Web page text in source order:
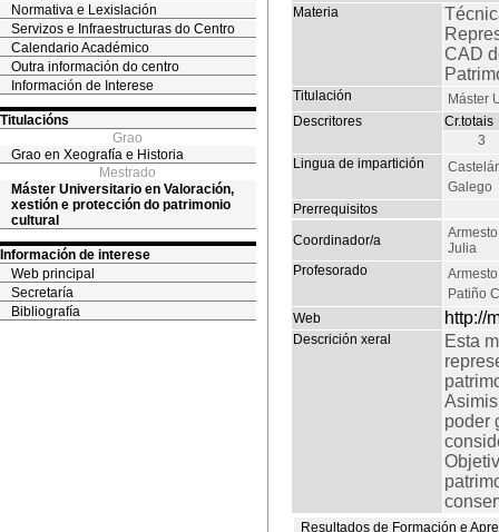
Normativa e Lexislación
Servizos e Infraestructuras do Centro
Calendario Académico
Outra información do centro
Información de Interese
Titulacións
Grao
Grao en Xeografía e Historia
Mestrado
Máster Universitario en Valoración,
xestión e protección do patrimonio
cultural
Información de interese
Web principal
Secretaría
Bibliografía
Materia
CAD
Titulación
Máster
Descritores
Cr.totais
3
Lingua de impartición
Galego
Prerrequisitos
Coordinador/a
Julia
Profesorado
Patiño
Web
http://
Descrición xeral
Esta
poder
Resultados de Formación e